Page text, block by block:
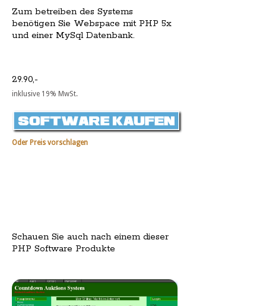
Zum betreiben des Systems
benötigen Sie Webspace mit PHP 5x
und einer MySql Datenbank.
29.90,-
inklusive 19% MwSt.
Oder Preis vorschlagen
Schauen Sie auch nach einem dieser
PHP Software Produkte